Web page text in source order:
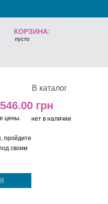
КОРЗИНА:
пусто
В каталог
546.00
нет в наличии
цены.
пройдите
своим